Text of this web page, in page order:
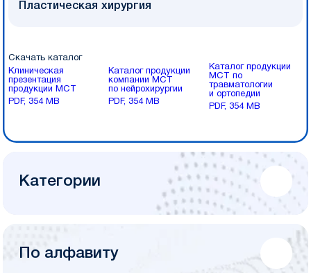
Пластическая хирургия
Скачать каталог
Клиническая
презентация
продукции МСТ
PDF, 354 MB
Каталог продукции
компании МСТ
по нейрохирургии
PDF, 354 MB
Каталог продукции
МСТ по
травматологии
и ортопедии
PDF, 354 MB
Категории
По алфавиту